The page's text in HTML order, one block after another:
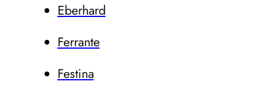
Eberhard
Ferrante
Festina